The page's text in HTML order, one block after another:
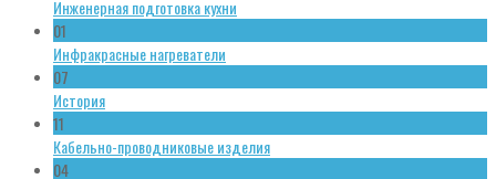
Инженерная подготовка кухни
01
Инфракрасные нагреватели
07
История
11
Кабельно-проводниковые изделия
04